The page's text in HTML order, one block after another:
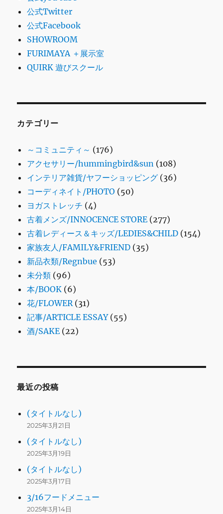
公式Twitter
公式Facebook
SHOWROOM
FURIMAYA ＋展示室
QUIRK 遊びスクール
カテゴリー
～コミュニティ～ (176)
アクセサリー/hummingbird&sun (108)
インテリア雑貨/ヤフーショッピング (36)
コーディネイト/PHOTO (50)
ヨガストレッチ (4)
古着メンズ/INNOCENCE STORE (277)
古着レディース＆キッズ/LEDIES&CHILD (154)
家族友人/FAMILY&FRIEND (35)
新品衣類/Regnbue (53)
未分類 (96)
本/BOOK (6)
花/FLOWER(31)
記事/ARTICLE ESSAY(55)
酒/SAKE (22)
最近の投稿
(タイトルなし)
2025年3月21日
(タイトルなし)
2025年3月19日
(タイトルなし)
2025年3月17日
3/16フードメニュー
2025年3月14日